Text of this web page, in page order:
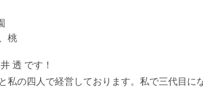
桃
透 です！
私の四人で経営しております。私で三代目に